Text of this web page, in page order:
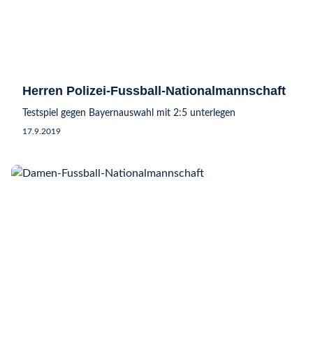
Herren Polizei-Fussball-Nationalmannschaft
Testspiel gegen Bayernauswahl mit 2:5 unterlegen
17.9.2019